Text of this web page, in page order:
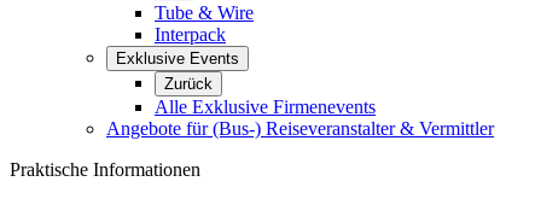
Tube & Wire
Interpack
Exklusive Events
Zurück
Alle Exklusive Firmenevents
Angebote für (Bus-) Reiseveranstalter & Vermittler
Praktische Informationen